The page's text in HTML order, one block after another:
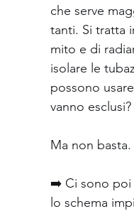
che serve
tanti. Si tratta
mito e di
isolare le
possono
vanno esclusi?
Ma non basta.
➡️ Ci sono poi
lo schema